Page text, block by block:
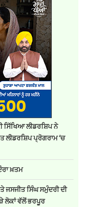
ਸਿੱਖਿਆ ਲੀਡਰਸ਼ਿਪ ਨੇ
ਪ੍ਰੋਗਰਾਮ ‘ਚ
ਖ਼ਤਮ
ਜਸਜੀਤ ਸਿੰਘ ਸਮੁੰਦਰੀ ਦੀ
ਲੋਕਾਂ ਵੱਲੋਂ ਭਰਪੂਰ